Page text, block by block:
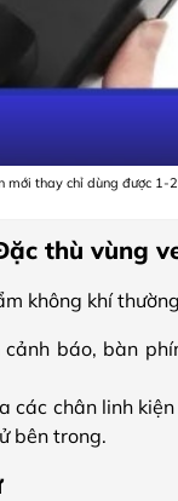
mới thay chỉ dùng được 1-
thù vùng
không khí
báo, bàn
các chân linh
bên trong.